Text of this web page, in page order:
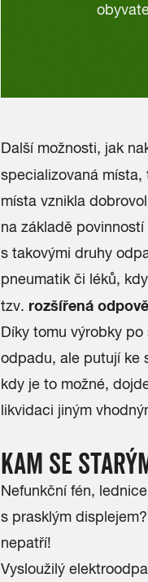
Další možnosti, jak
specializovaná místa,
místa vznikla
na základě
s takovými druhy
pneumatik či léků,
tzv. rozšířená
Díky tomu výrobky
odpadu, ale putují ke
kdy je to možné,
likvidaci jiným
KAM SE
Nefunkční fén,
s prasklým
nepatří!
Vysloužilý